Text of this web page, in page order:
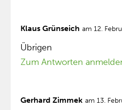
Klaus Grünseich am 12.
Übrigen
Zum Antworten
Gerhard Zimmek am 13.